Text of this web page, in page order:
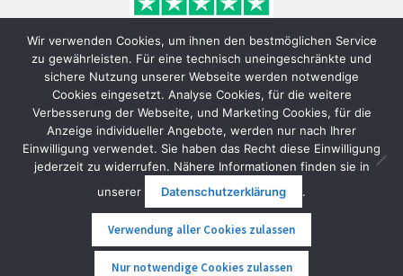
© FunShop Wien - Hochqualitative Elektromobilität 2026
Datenschutzerklärung
Erstellt mit WooCommerce
Wir verwenden Cookies, um ihnen den bestmöglichen Service
zu gewährleisten. Für eine technisch uneingeschränkte und
sichere Nutzung unserer Webseite werden notwendige
Cookies eingesetzt. Analyse Cookies, für die weitere
Verbesserung der Webseite, und Marketing Cookies, für die
Anzeige individueller Angebote, werden nur nach Ihrer
Einwilligung verwendet. Sie haben das Recht diese Einwilligung
jederzeit zu widerrufen. Nähere Informationen finden sie in
unserer
Datenschutzerklärung .
Verwendung aller Cookies zulassen
Nur notwendige Cookies zulassen